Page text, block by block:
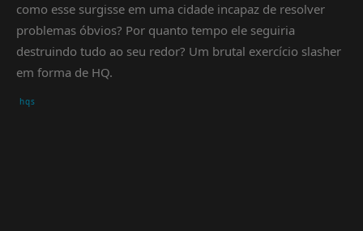
como esse surgisse em uma cidade incapaz de resolver
problemas óbvios? Por quanto tempo ele seguiria
destruindo tudo ao seu redor? Um brutal exercício slasher
em forma de HQ.
hqs